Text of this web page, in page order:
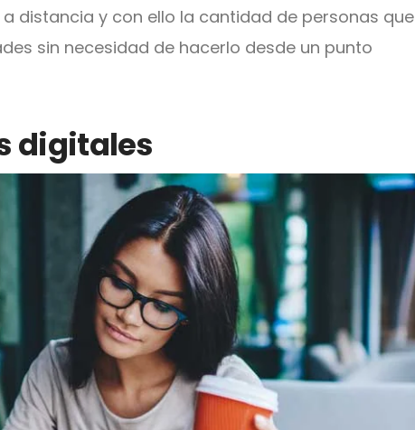
distancia y con ello la cantidad de personas que
sin necesidad de hacerlo desde un punto
digitales